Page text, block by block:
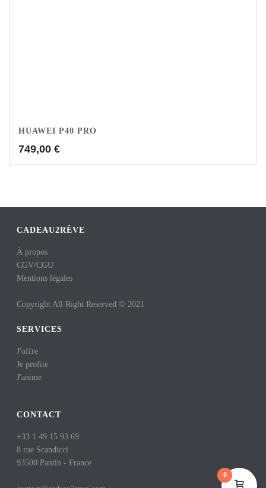
HUAWEI P40 PRO
749,00 €
CADEAU2RÊVE
À propos
CGV/CGU
Mentions légales
Copyright All Right Reserved © 2021
SERVICES
J'offre
Je profite
J'anime
CONTACT
+33 1 49 15 93 69
8 rue Scandicci
93500 Pantin - France
0